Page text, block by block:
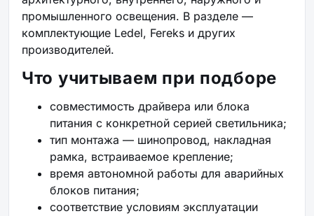
промышленного освещения. В разделе —
комплектующие Ledel, Fereks и других
производителей.
Что учитываем при подборе
совместимость драйвера или блока
питания с конкретной серией светильника;
тип монтажа — шинопровод, накладная
рамка, встраиваемое крепление;
время автономной работы для аварийных
блоков питания;
соответствие условиям эксплуатации